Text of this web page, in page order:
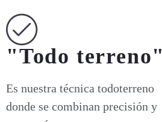
"Todo terreno"
Es nuestra técnica todoterreno
donde se combinan precisión y